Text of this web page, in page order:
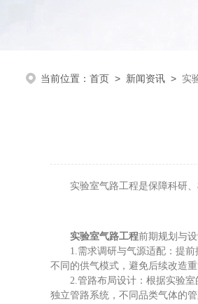
当前位置： 首页> 新闻资讯> 实
实验室气路工程是保障科研、
实验室气路工程前期规划与设
1.需求调研与气源适配：提前
不同的供气模式，避免后续改造重
2.管路布局设计：根据实验室
独立管路系统，不同品类气体的管